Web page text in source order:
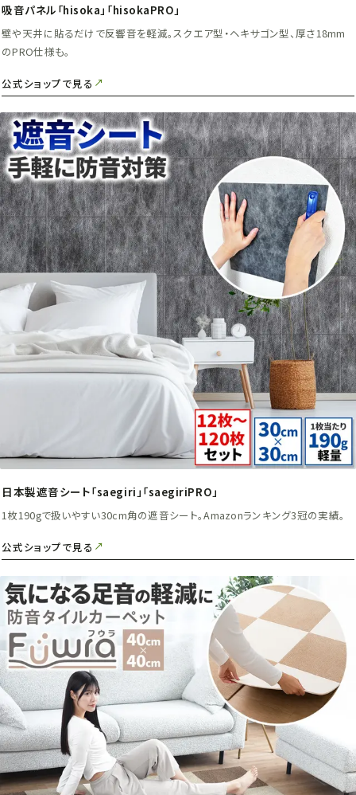
吸音パネル「hisoka」「hisokaPRO」
壁や天井に貼るだけで反響音を軽減。スクエア型・ヘキサゴン型、厚さ18mm
のPRO仕様も。
公式ショップで見る
日本製遮音シート「saegiri」「saegiriPRO」
1枚190gで扱いやすい30cm角の遮音シート。Amazonランキング3冠の実績。
公式ショップで見る